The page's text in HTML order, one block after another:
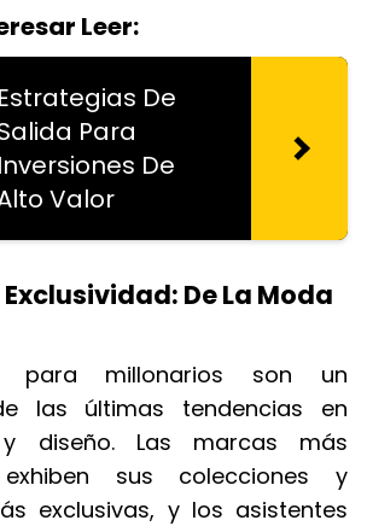
Leer:
Estrategias De
Para
Inversiones De
Valor
Exclusividad: De La Moda
para millonarios son un
las últimas tendencias en
diseño. Las marcas más
exhiben sus colecciones y
exclusivas, y los asistentes